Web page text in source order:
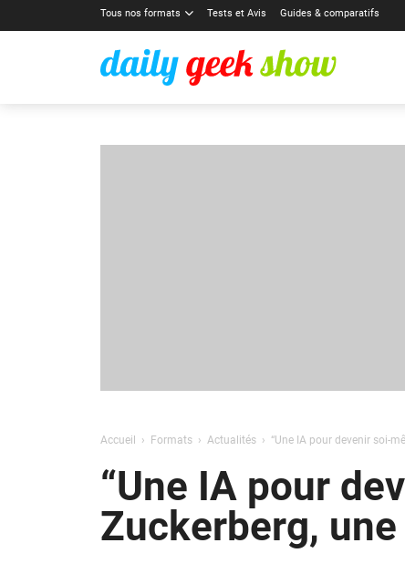
Tous nos formats Tests et Avis Guides & comparatifs
Accueil Formats Actualités “Une IA pour devenir soi-
“Une IA pour
Zuckerberg,